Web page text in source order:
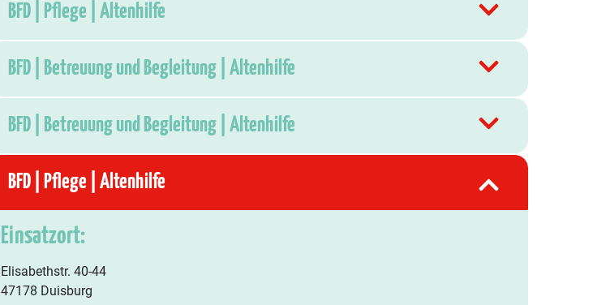
BFD | Pflege | Altenhilfe
BFD | Betreuung und Begleitung | Altenhilfe
BFD | Betreuung und Begleitung | Altenhilfe
BFD | Pflege | Altenhilfe
Einsatzort:
Elisabethstr. 40-44
47178 Duisburg